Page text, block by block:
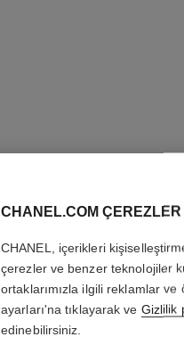
CHANEL.COM ÇEREZLER
CHANEL, içerikleri
çerezler ve benzer teknolojiler
ortaklarımızla ilgili reklamlar
ayarları'na tıklayarak ve Gizlilik
edinebilirsiniz.